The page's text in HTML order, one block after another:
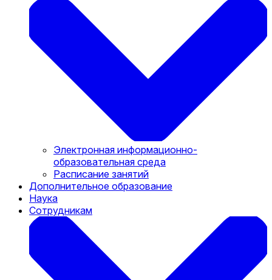
Электронная информационно-
образовательная среда
Расписание занятий
Дополнительное образование
Наука
Сотрудникам